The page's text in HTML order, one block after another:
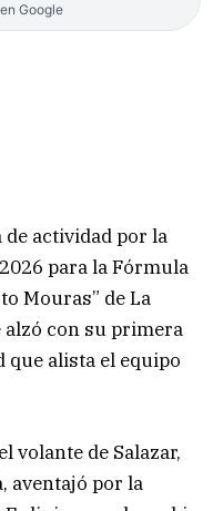
Google
actividad por la
para la Fórmula
Mouras” de La
alzó con su primera
alista el equipo
volante de Salazar,
aventajó por la